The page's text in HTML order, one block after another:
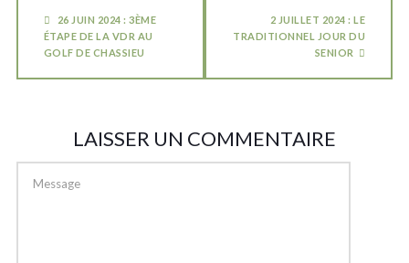
26 JUIN 2024 : 3ÈME
ÉTAPE DE LA VDR AU
GOLF DE CHASSIEU
2 JUILLET 2024 : LE
TRADITIONNEL JOUR DU
SENIOR
LAISSER UN COMMENTAIRE